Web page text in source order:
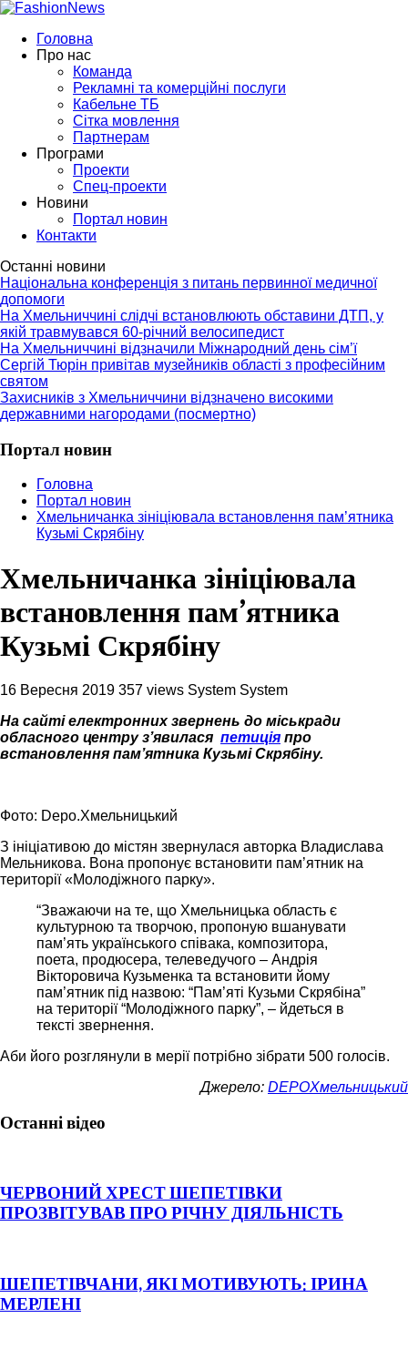
Головна
Про нас
Команда
Рекламні та комерційні послуги
Кабельне ТБ
Сітка мовлення
Партнерам
Програми
Проекти
Спец-проекти
Новини
Портал новин
Контакти
Останні новини
Національна конференція з питань первинної медичної
допомоги
На Хмельниччині слідчі встановлюють обставини ДТП, у
якій травмувався 60-річний велосипедист
На Хмельниччині відзначили Міжнародний день сім’ї
Сергій Тюрін привітав музейників області з професійним
святом
Захисників з Хмельниччини відзначено високими
державними нагородами (посмертно)
Портал новин
Головна
Портал новин
Хмельничанка зініціювала встановлення пам’ятника
Кузьмі Скрябіну
Хмельничанка зініціювала
встановлення пам’ятника
Кузьмі Скрябіну
16 Вересня 2019 357 views System System
На сайті електронних звернень до міськради
обласного центру з’явилася петиція про
встановлення пам’ятника Кузьмі Скрябіну.
Фото: Depo.Хмельницький
З ініціативою до містян звернулася авторка Владислава
Мельникова. Вона пропонує встановити пам’ятник на
території «Молодіжного парку».
“Зважаючи на те, що Хмельницька область є
культурною та творчою, пропоную вшанувати
пам’ять українського співака, композитора,
поета, продюсера, телеведучого – Андрія
Вікторовича Кузьменка та встановити йому
пам’ятник під назвою: “Пам’яті Кузьми Скрябіна”
на території “Молодіжного парку”, – йдеться в
тексті звернення.
Аби його розглянули в мерії потрібно зібрати 500 голосів.
Джерело: DEPOХмельницький
Останні відео
ЧЕРВОНИЙ ХРЕСТ ШЕПЕТІВКИ
ПРОЗВІТУВАВ ПРО РІЧНУ ДІЯЛЬНІСТЬ
ШЕПЕТІВЧАНИ, ЯКІ МОТИВУЮТЬ: ІРИНА
МЕРЛЕНІ